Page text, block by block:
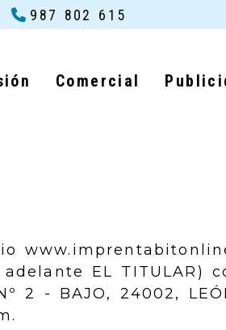
987 802 615
Comercial
adelante EL TITULAR)
2 - BAJO, 24002,
.